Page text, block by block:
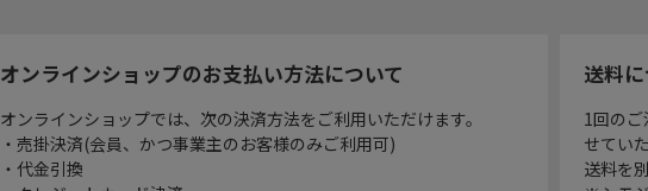
オンラインショップのお支払い方法について
オンラインショップでは、次の決済方法をご利用いただけます。
・売掛決済(会員、かつ事業主のお客様のみご利用可)
・代金引換
送料
1回の
せてい
送料を